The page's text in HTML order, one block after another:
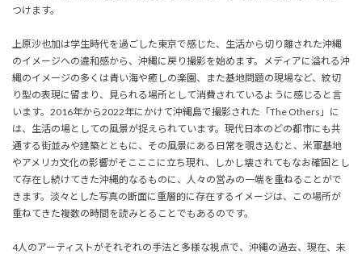
つけます。
上原沙也加は学生時代を過ごした東京で感じた、生活から切り離された沖縄
のイメージへの違和感から、沖縄に戻り撮影を始めます。メディアに溢れる沖
縄のイメージの多くは青い海や癒しの楽園、また基地問題の現場など、紋切
り型の表現に留まり、見られる場所として消費されているように感じると言
います。2016年から2022年にかけて沖縄島で撮影された「The Others」に
は、生活の場としての風景が捉えられています。現代日本のどの都市にも共
通する街並みや建築とともに、その風景にある日常を覗き込むと、米軍基地
やアメリカ文化の影響がそこここに立ち現れ、しかし壊されてもなお確固とし
て存在し続けてきた沖縄的なるものに、人々の営みの一端を重ねることがで
きます。淡々とした写真の断面に重層的に存在するイメージは、この場所が
重ねてきた複数の時間を読みとることでもあるのです。
4人のアーティストがそれぞれの手法と多様な視点で、沖縄の過去、現在、未